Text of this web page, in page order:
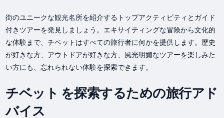
街のユニークな観光名所を紹介するトップアクティビティとガイド
付きツアーを発見しましょう。エキサイティングな冒険から文化的
な体験まで、チベットはすべての旅行者に何かを提供します。歴史
が好きな方、アウトドアが好きな方、風光明媚なツアーを楽しみた
い方にも、忘れられない体験を探索できます。
チベット を探索するための旅行アド
バイス